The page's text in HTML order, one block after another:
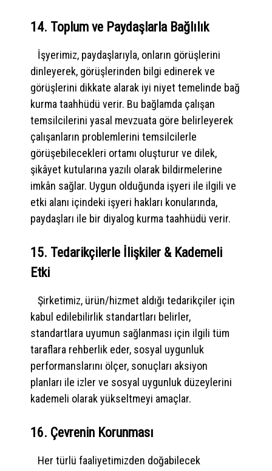
14. Toplum ve Paydaşlarla Bağlılık
İşyerimiz, paydaşlarıyla, onların görüşlerini
dinleyerek, görüşlerinden bilgi edinerek ve
görüşlerini dikkate alarak iyi niyet temelinde bağ
kurma taahhüdü verir. Bu bağlamda çalışan
temsilcilerini yasal mevzuata göre belirleyerek
çalışanların problemlerini temsilcilerle
görüşebilecekleri ortamı oluşturur ve dilek,
şikâyet kutularına yazılı olarak bildirmelerine
imkân sağlar. Uygun olduğunda işyeri ile ilgili ve
etki alanı içindeki işyeri hakları konularında,
paydaşları ile bir diyalog kurma taahhüdü verir.
15. Tedarikçilerle İlişkiler & Kademeli
Etki
Şirketimiz, ürün/hizmet aldığı tedarikçiler için
kabul edilebilirlik standartları belirler,
standartlara uyumun sağlanması için ilgili tüm
taraflara rehberlik eder, sosyal uygunluk
performanslarını ölçer, sonuçları aksiyon
planları ile izler ve sosyal uygunluk düzeylerini
kademeli olarak yükseltmeyi amaçlar.
16. Çevrenin Korunması
Her türlü faaliyetimizden doğabilecek